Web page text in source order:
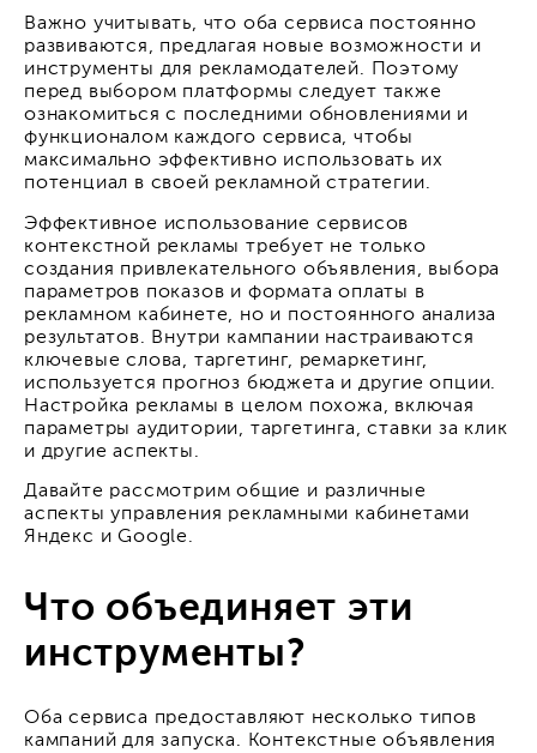
Важно учитывать, что оба сервиса постоянно
развиваются, предлагая новые возможности и
инструменты для рекламодателей. Поэтому
перед выбором платформы следует также
ознакомиться с последними обновлениями и
функционалом каждого сервиса, чтобы
максимально эффективно использовать их
потенциал в своей рекламной стратегии.
Эффективное использование сервисов
контекстной рекламы требует не только
создания привлекательного объявления, выбора
параметров показов и формата оплаты в
рекламном кабинете, но и постоянного анализа
результатов. Внутри кампании настраиваются
ключевые слова, таргетинг, ремаркетинг,
используется прогноз бюджета и другие опции.
Настройка рекламы в целом похожа, включая
параметры аудитории, таргетинга, ставки за клик
и другие аспекты.
Давайте рассмотрим общие и различные
аспекты управления рекламными кабинетами
Яндекс и Google.
Что объединяет эти
инструменты?
Оба сервиса предоставляют несколько типов
кампаний для запуска. Контекстные объявления